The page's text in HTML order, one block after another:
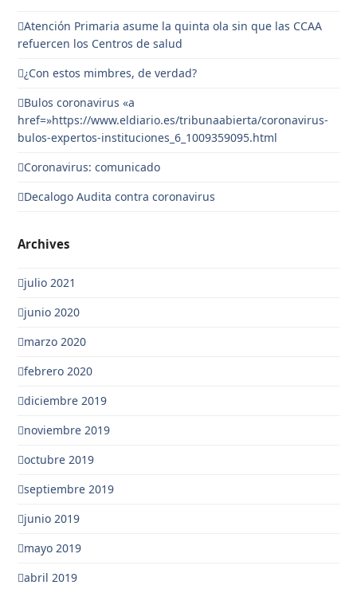
Atención Primaria asume la quinta ola sin que las CCAA
refuercen los Centros de salud
¿Con estos mimbres, de verdad?
Bulos coronavirus «a
href=»https://www.eldiario.es/tribunaabierta/coronavirus-
bulos-expertos-instituciones_6_1009359095.html
Coronavirus: comunicado
Decalogo Audita contra coronavirus
Archives
julio 2021
junio 2020
marzo 2020
febrero 2020
diciembre 2019
noviembre 2019
octubre 2019
septiembre 2019
junio 2019
mayo 2019
abril 2019